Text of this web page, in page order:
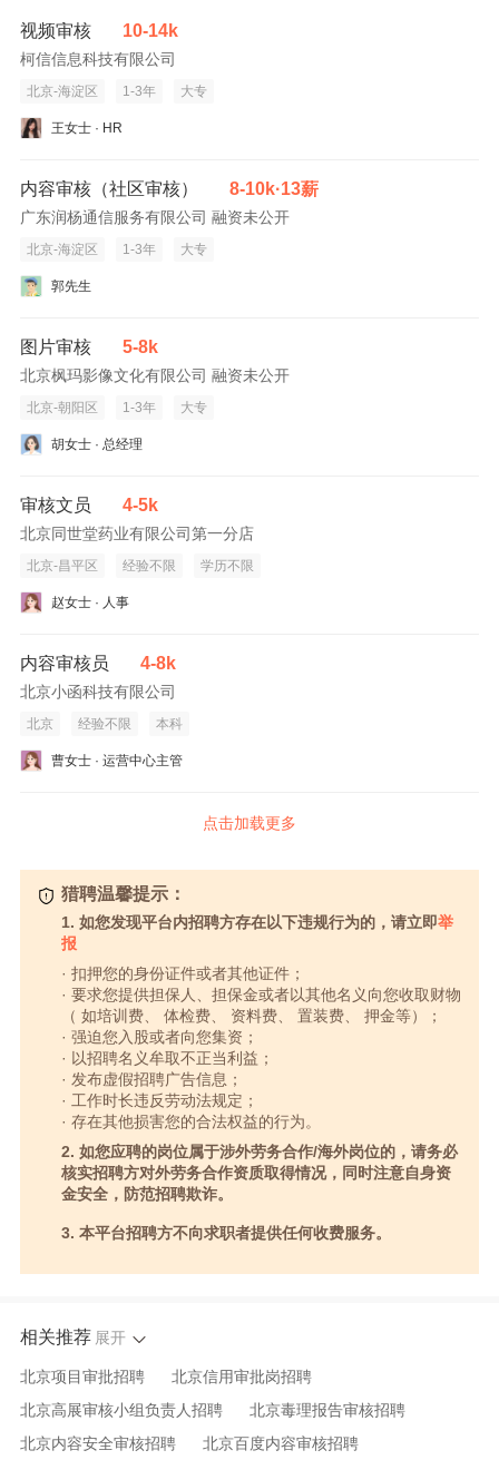
视频审核 10-14k
柯信信息科技有限公司
北京-海淀区 1-3年 大专
王女士 · HR
内容审核（社区审核） 8-10k·13薪
广东润杨通信服务有限公司 融资未公开
北京-海淀区 1-3年 大专
郭先生
图片审核 5-8k
北京枫玛影像文化有限公司 融资未公开
北京-朝阳区 1-3年 大专
胡女士 · 总经理
审核文员 4-5k
北京同世堂药业有限公司第一分店
北京-昌平区 经验不限 学历不限
赵女士 · 人事
内容审核员 4-8k
北京小函科技有限公司
北京 经验不限 本科
曹女士 · 运营中心主管
点击加载更多
猎聘温馨提示：
1. 如您发现平台内招聘方存在以下违规行为的，请立即举
报
· 扣押您的身份证件或者其他证件；
· 要求您提供担保人、担保金或者以其他名义向您收取财物
（ 如培训费、 体检费、 资料费、 置装费、 押金等）；
· 强迫您入股或者向您集资；
· 以招聘名义牟取不正当利益；
· 发布虚假招聘广告信息；
· 工作时长违反劳动法规定；
· 存在其他损害您的合法权益的行为。
2. 如您应聘的岗位属于涉外劳务合作/海外岗位的，请务必
核实招聘方对外劳务合作资质取得情况，同时注意自身资
金安全，防范招聘欺诈。
3. 本平台招聘方不向求职者提供任何收费服务。
相关推荐 展开
北京项目审批招聘
北京信用审批岗招聘
北京高展审核小组负责人招聘
北京毒理报告审核招聘
北京内容安全审核招聘
北京百度内容审核招聘